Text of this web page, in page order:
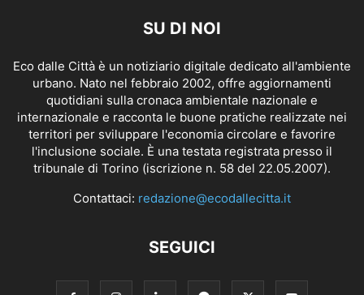
SU DI NOI
Eco dalle Città è un notiziario digitale dedicato all'ambiente
urbano. Nato nel febbraio 2002, offre aggiornamenti
quotidiani sulla cronaca ambientale nazionale e
internazionale e racconta le buone pratiche realizzate nei
territori per sviluppare l'economia circolare e favorire
l'inclusione sociale. È una testata registrata presso il
tribunale di Torino (iscrizione n. 58 del 22.05.2007).
Contattaci: redazione@ecodallecitta.it
SEGUICI